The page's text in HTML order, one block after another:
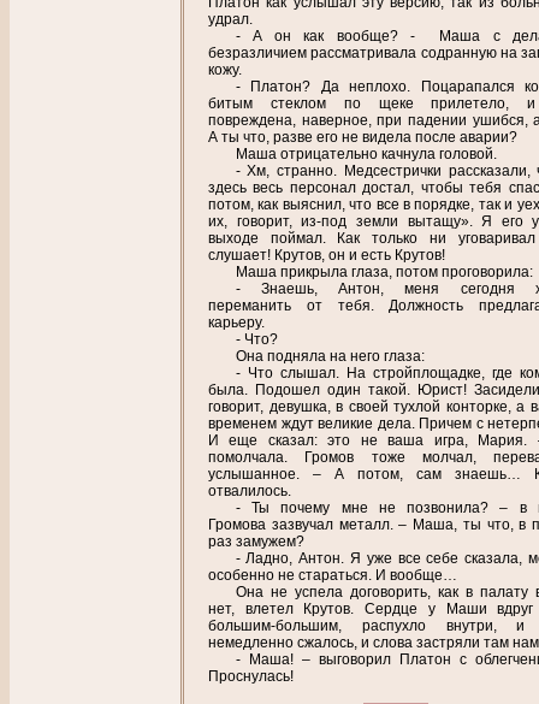
удрал.
- А он как вообще? - Маша с
безразличием рассматривала содранную на
кожу.
- Платон? Да неплохо. Поцарапался
битым стеклом по щеке прилетело,
повреждена, наверное, при падении ушибся,
А ты что, разве его не видела после аварии?
Маша отрицательно качнула головой.
- Хм, странно. Медсестрички рассказали,
здесь весь персонал достал, чтобы тебя
потом, как выяснил, что все в порядке, так и
их, говорит, из-под земли вытащу». Я его
выходе поймал. Как только ни
слушает! Крутов, он и есть Крутов!
Маша прикрыла глаза, потом проговорила:
- Знаешь, Антон, меня сегодня
переманить от тебя. Должность
карьеру.
- Что?
Она подняла на него глаза:
- Что слышал. На стройплощадке, где
была. Подошел один такой. Юрист!
говорит, девушка, в своей тухлой конторке, а
временем ждут великие дела. Причем с
И еще сказал: это не ваша игра, Мария.
помолчала. Громов тоже молчал,
услышанное. – А потом, сам знаешь…
отвалилось.
- Ты почему мне не позвонила? – в
Громова зазвучал металл. – Маша, ты что, в
раз замужем?
- Ладно, Антон. Я уже все себе сказала,
особенно не стараться. И вообще…
Она не успела договорить, как в палату
нет, влетел Крутов. Сердце у Маши вдруг
большим-большим, распухло внутри, и
немедленно сжалось, и слова застряли там
- Маша! – выговорил Платон с
Проснулась!